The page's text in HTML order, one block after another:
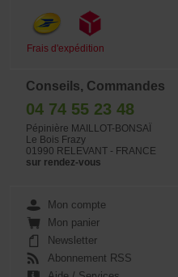
Frais d'expédition
Conseils, Commandes
04 74 55 23 48
Pépinière MAILLOT-BONSAÏ
Le Bois Frazy
01990 RELEVANT - FRANCE
sur rendez-vous
Mon compte
Mon panier
Newsletter
Abonnement RSS